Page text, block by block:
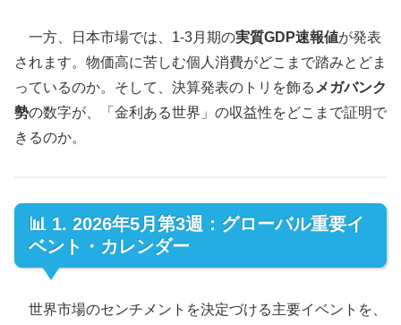
一方、日本市場では、1-3月期の実質GDP速報値が発表
されます。物価高に苦しむ個人消費がどこまで踏みとどま
っているのか。そして、決算発表のトリを飾る メガバンク
勢の数字が、「金利ある世界」の収益性をどこまで証明で
きるのか。
📊 1. 2026年5月第3週：グローバル重要イ
ベント・カレンダー
世界市場のセンチメントを決定づける主要イベントを、